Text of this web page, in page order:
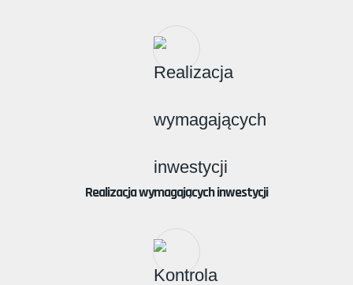
Realizacja wymagających inwestycji